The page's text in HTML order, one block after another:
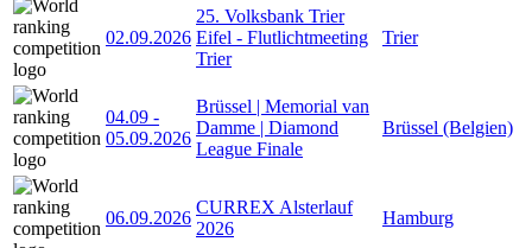
02.09.2026
25. Volksbank Trier
Eifel - Flutlichtmeeting
Trier
Trier
04.09 -
05.09.2026
Brüssel | Memorial van
Damme | Diamond
League Finale
Brüssel (Belgien)
06.09.2026
CURREX Alsterlauf
2026
Hamburg